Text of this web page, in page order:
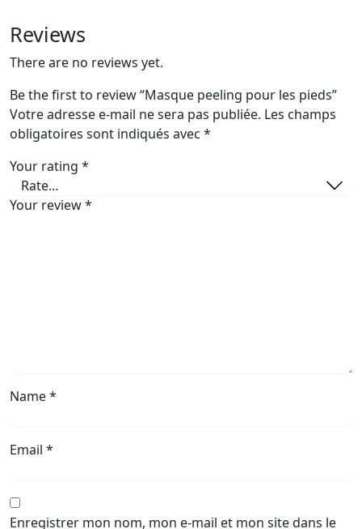
Reviews
There are no reviews yet.
Be the first to review “Masque peeling pour les pieds”
Votre adresse e-mail ne sera pas publiée. Les champs
obligatoires sont indiqués avec *
Your rating *
Your review*
Name*
Email *
Enregistrer mon nom, mon e-mail et mon site dans le